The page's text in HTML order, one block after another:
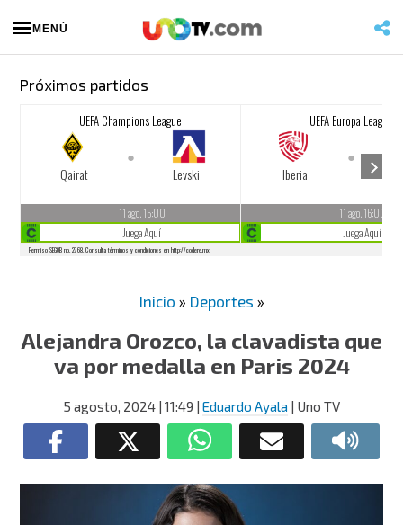
MENÚ
Próximos partidos
Inicio » Deportes »
Alejandra Orozco, la clavadista que
va por medalla en Paris 2024
5 agosto, 2024 | 11:49 | Eduardo Ayala | Uno TV